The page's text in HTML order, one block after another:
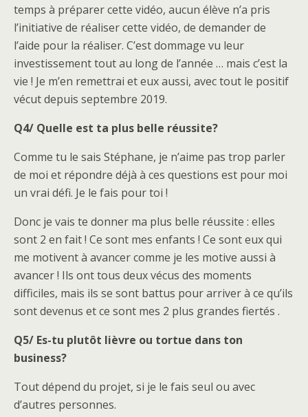
temps à préparer cette vidéo, aucun élève n’a pris
l’initiative de réaliser cette vidéo, de demander de
l’aide pour la réaliser. C’est dommage vu leur
investissement tout au long de l’année … mais c’est la
vie ! Je m’en remettrai et eux aussi, avec tout le positif
vécut depuis septembre 2019.
Q4/ Quelle est ta plus belle réussite?
Comme tu le sais Stéphane, je n’aime pas trop parler
de moi et répondre déjà à ces questions est pour moi
un vrai défi. Je le fais pour toi !
Donc je vais te donner ma plus belle réussite : elles
sont 2 en fait ! Ce sont mes enfants ! Ce sont eux qui
me motivent à avancer comme je les motive aussi à
avancer ! Ils ont tous deux vécus des moments
difficiles, mais ils se sont battus pour arriver à ce qu’ils
sont devenus et ce sont mes 2 plus grandes fiertés .
Q5/ Es-tu plutôt lièvre ou tortue dans ton
business?
Tout dépend du projet, si je le fais seul ou avec
d’autres personnes.